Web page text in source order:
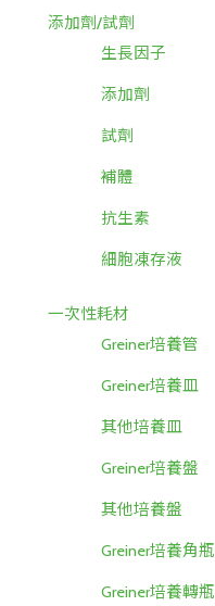
添加劑/試劑
生長因子
添加劑
試劑
補體
抗生素
細胞凍存液
一次性耗材
Greiner培養管
Greiner培養皿
其他培養皿
Greiner培養盤
其他培養盤
Greiner培養角瓶
Greiner培養轉瓶